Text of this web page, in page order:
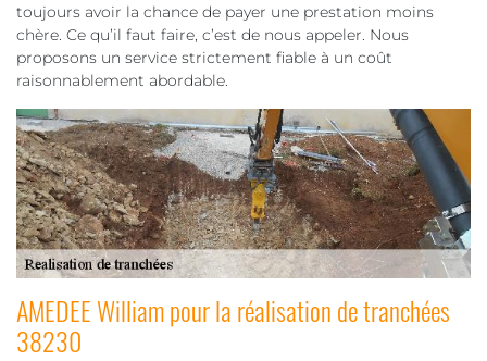
toujours avoir la chance de payer une prestation moins
chère. Ce qu’il faut faire, c’est de nous appeler. Nous
proposons un service strictement fiable à un coût
raisonnablement abordable.
AMEDEE William pour la réalisation de tranchées
38230